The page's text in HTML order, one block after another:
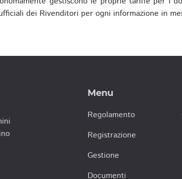
dei Rivenditori per ogni informazione in
Menu
Regolamento
Registrazione
Gestione
Documenti